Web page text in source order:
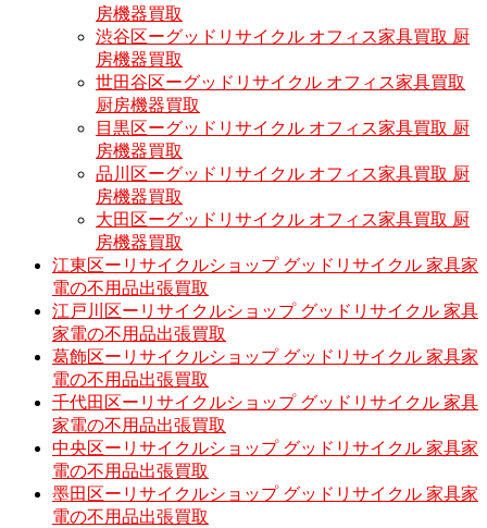
房機器買取
渋谷区ーグッドリサイクル オフィス家具買取 厨
房機器買取
世田谷区ーグッドリサイクル オフィス家具買取
厨房機器買取
目黒区ーグッドリサイクル オフィス家具買取 厨
房機器買取
品川区ーグッドリサイクル オフィス家具買取 厨
房機器買取
大田区ーグッドリサイクル オフィス家具買取 厨
房機器買取
江東区ーリサイクルショップ グッドリサイクル 家具家
電の不用品出張買取
江戸川区ーリサイクルショップ グッドリサイクル 家具
家電の不用品出張買取
葛飾区ーリサイクルショップ グッドリサイクル 家具家
電の不用品出張買取
千代田区ーリサイクルショップ グッドリサイクル 家具
家電の不用品出張買取
中央区ーリサイクルショップ グッドリサイクル 家具家
電の不用品出張買取
墨田区ーリサイクルショップ グッドリサイクル 家具家
電の不用品出張買取